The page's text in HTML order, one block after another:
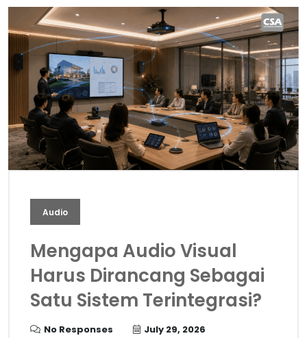
Audio
Mengapa Audio Visual
Harus Dirancang Sebagai
Satu Sistem Terintegrasi?
No Responses July 29, 2026